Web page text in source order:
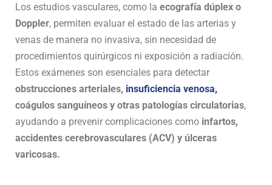
Los estudios vasculares, como la ecografía dúplex o
Doppler, permiten evaluar el estado de las arterias y
venas de manera no invasiva, sin necesidad de
procedimientos quirúrgicos ni exposición a radiación.
Estos exámenes son esenciales para detectar
obstrucciones arteriales, insuficiencia venosa,
coágulos sanguíneos y otras patologías circulatorias,
ayudando a prevenir complicaciones como infartos,
accidentes cerebrovasculares (ACV) y úlceras
varicosas.